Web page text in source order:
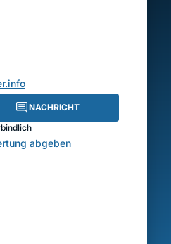
NACHRICHT
abgeben